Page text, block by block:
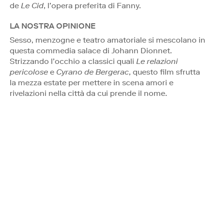
de Le Cid, l’opera preferita di Fanny.
LA NOSTRA OPINIONE
Sesso, menzogne e teatro amatoriale si mescolano in
questa commedia salace di Johann Dionnet.
Strizzando l’occhio a classici quali Le relazioni
pericolose e Cyrano de Bergerac, questo film sfrutta
la mezza estate per mettere in scena amori e
rivelazioni nella città da cui prende il nome.